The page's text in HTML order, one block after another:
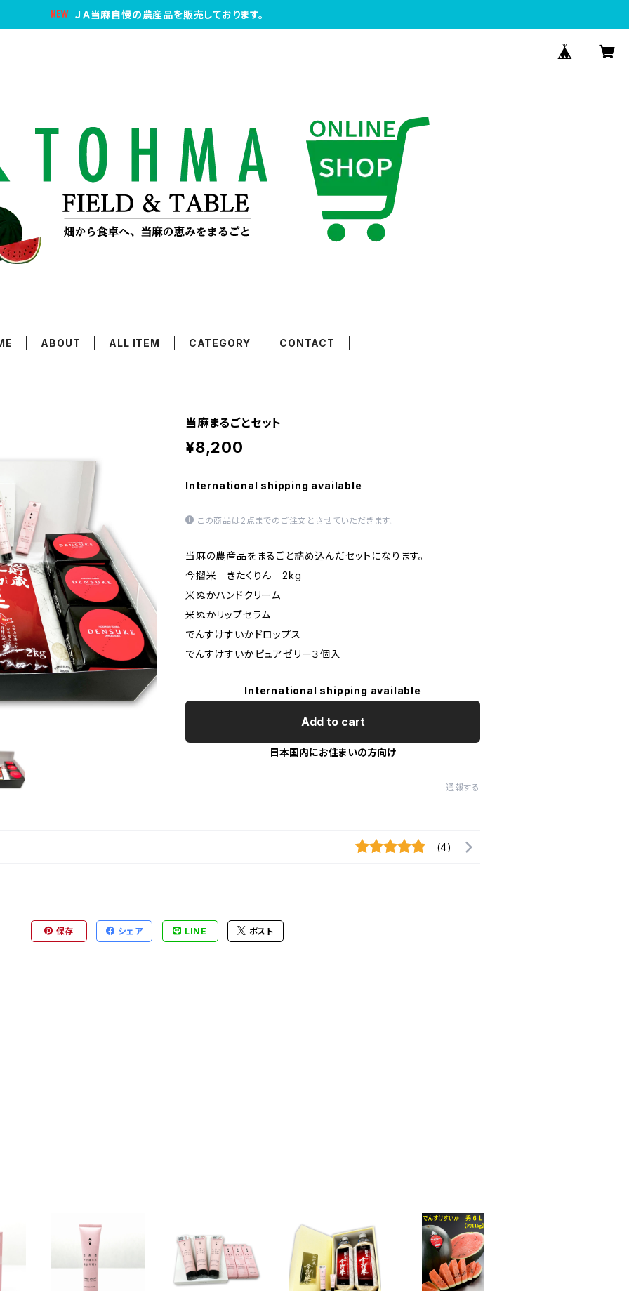
ＪＡ当麻自慢の農産品を販売しております。
ABOUT ALL ITEM CATEGORY CONTACT
当麻まるごとセット
¥8,200
International shipping available
この商品は2点までのご注文とさせていただきます。
当麻の農産品をまるごと詰め込んだセットになります。
今摺米 きたくりん 2kg
米ぬかハンドクリーム
米ぬかリップセラム
でんすけすいかドロップス
でんすけすいかピュアゼリー３個入
International shipping available
Add to cart
日本国内にお住まいの方向け
通報する
(4)
保存 シェア LINE ポスト